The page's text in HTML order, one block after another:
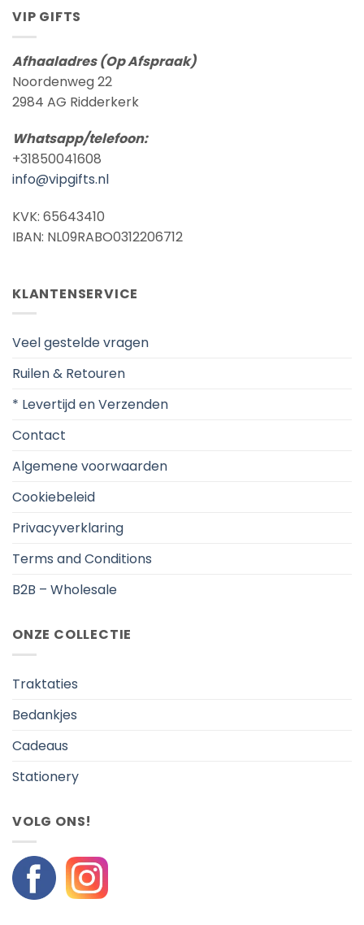
VIP GIFTS
Afhaaladres (Op Afspraak)
Noordenweg 22
2984 AG Ridderkerk
Whatsapp/telefoon:
+31850041608
info@vipgifts.nl
KVK: 65643410
IBAN: NL09RABO0312206712
KLANTENSERVICE
Veel gestelde vragen
Ruilen & Retouren
* Levertijd en Verzenden
Contact
Algemene voorwaarden
Cookiebeleid
Privacyverklaring
Terms and Conditions
B2B – Wholesale
ONZE COLLECTIE
Traktaties
Bedankjes
Cadeaus
Stationery
VOLG ONS!